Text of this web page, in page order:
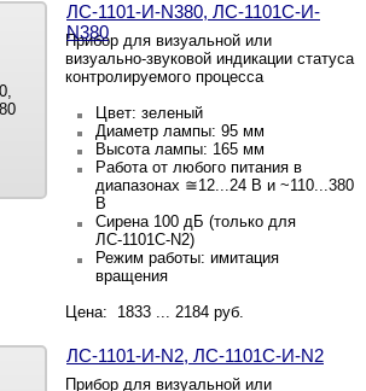
ЛС-1101-И-N380, ЛС-1101С-И-
N380
Прибор для визуальной или
визуально-звуковой индикации статуса
контролируемого процесса
Цвет: зеленый
Диаметр лампы: 95 мм
Высота лампы: 165 мм
Работа от любого питания в
диапазонах ≅12...24 В и ~110...380
В
Сирена 100 дБ (только для
ЛС-1101С-N2)
Режим работы: имитация
вращения
Цена: 1833 ... 2184 руб.
ЛС-1101-И-N2, ЛС-1101С-И-N2
Прибор для визуальной или